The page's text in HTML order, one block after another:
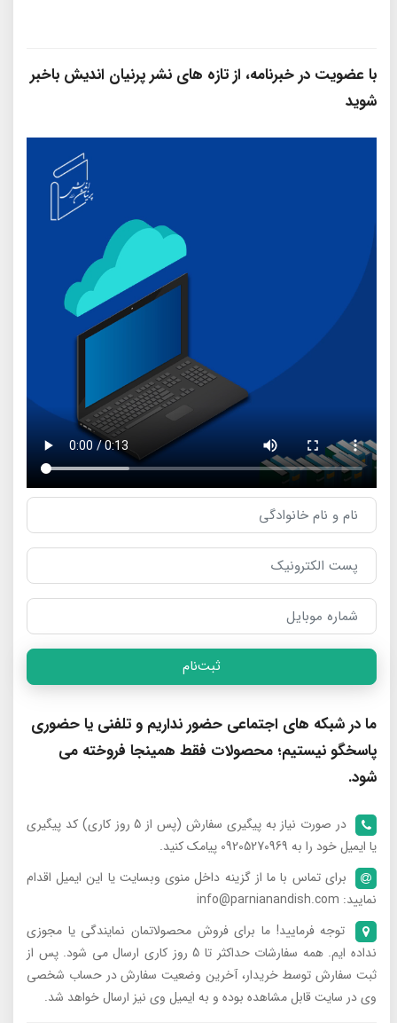
با عضویت در خبرنامه، از تازه‌ های نشر پرنیان‌ اندیش باخبر
شوید
ثبت‌نام
ما در شبکه های اجتماعی حضور نداریم و تلفنی یا حضوری
پاسخگو نیستیم؛ محصولات فقط همینجا فروخته می
شود.
در صورت نیاز به پیگیری سفارش (پس از 5 روز کاری) کد پیگیری
یا ایمیل خود را به 09205270969 پیامک کنید.
برای تماس با ما از گزینه داخل منوی وبسایت یا این ایمیل اقدام
نمایید: info@parnianandish.com
توجه فرمایید! ما برای فروش محصولاتمان نمایندگی یا مجوزی
نداده ایم. همه سفارشات حداکثر تا 5 روز کاری ارسال می شود. پس از
ثبت سفارش توسط خریدار، آخرین وضعیت سفارش در حساب شخصی
وی در سایت قابل مشاهده بوده و به ایمیل وی نیز ارسال خواهد شد.